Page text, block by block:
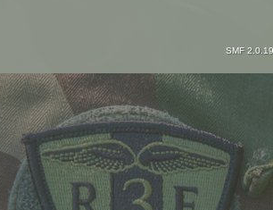
SMF 2.0.19